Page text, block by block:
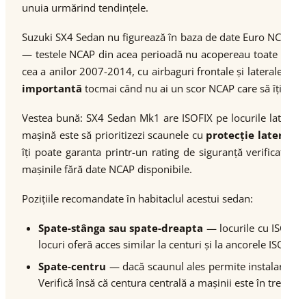
unuia urmărind tendințele.
Suzuki SX4 Sedan nu figurează în baza de date Euro
— testele NCAP din acea perioadă nu acopereau
cea a anilor 2007-2014, cu airbaguri frontale și
importantă tocmai când nu ai un scor NCAP care să
Vestea bună: SX4 Sedan Mk1 are ISOFIX pe locurile
mașină este să prioritizezi scaunele cu protecție
îți poate garanta printr-un rating de siguranță
mașinile fără date NCAP disponibile.
Pozițiile recomandate în habitaclul acestui sedan:
Spate-stânga sau spate-dreapta — locurile cu
locuri oferă acces similar la centuri și la ancorele
Spate-centru — dacă scaunul ales permite
Verifică însă că centura centrală a mașinii este în